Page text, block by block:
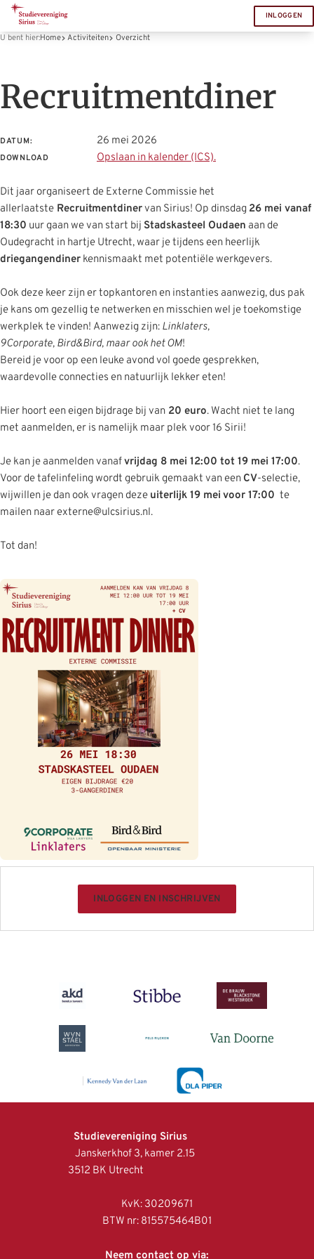
INLOGGEN
U bent hier:Home Activiteiten Overzicht
Recruitmentdiner
DATUM: 26 mei 2026
DOWNLOAD Opslaan in kalender (ICS).
Dit jaar organiseert de Externe Commissie het
allerlaatste Recruitmentdinervan Sirius! Op dinsdag 26 mei vanaf
18:30 uur gaan we van start bij Stadskasteel Oudaen aan de
Oudegracht in hartje Utrecht, waar je tijdens een heerlijk
driegangendiner kennismaakt met potentiële werkgevers.
Ook deze keer zijn er topkantoren en instanties aanwezig, dus pak
je kans om gezellig te netwerken en misschien wel je toekomstige
werkplek te vinden! Aanwezig zijn: Linklaters,
9Corporate, Bird&Bird, maar ook het OM!
Bereid je voor op een leuke avond vol goede gesprekken,
waardevolle connecties en natuurlijk lekker eten!
Hier hoort een eigen bijdrage bij van 20 euro. Wacht niet te lang
met aanmelden, er is namelijk maar plek voor 16 Sirii!
Je kan je aanmelden vanafvrijdag 8 mei 12:00 tot 19 mei 17:00.
Voor de tafelinfeling wordt gebruik gemaakt van een CV-selectie,
wijwillen je dan ook vragen deze uiterlijk 19 mei voor 17:00 te
mailen naar externe@ulcsirius.nl.
Tot dan!
INLOGGEN EN INSCHRIJVEN
Studievereniging Sirius
Janskerkhof 3, kamer 2.15
3512 BK Utrecht
KvK: 30209671
BTW nr: 815575464B01
Neem contact op via: